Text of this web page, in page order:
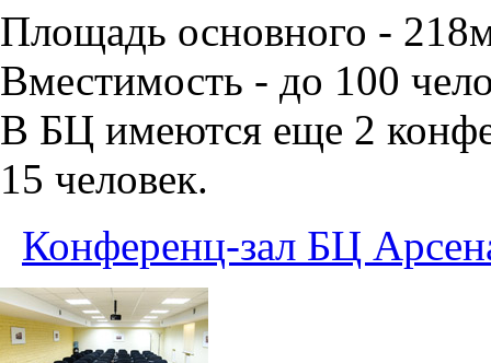
Площадь основного -
Вместимость - до 100
В БЦ имеются еще 2
15 человек.
Конференц-зал БЦ